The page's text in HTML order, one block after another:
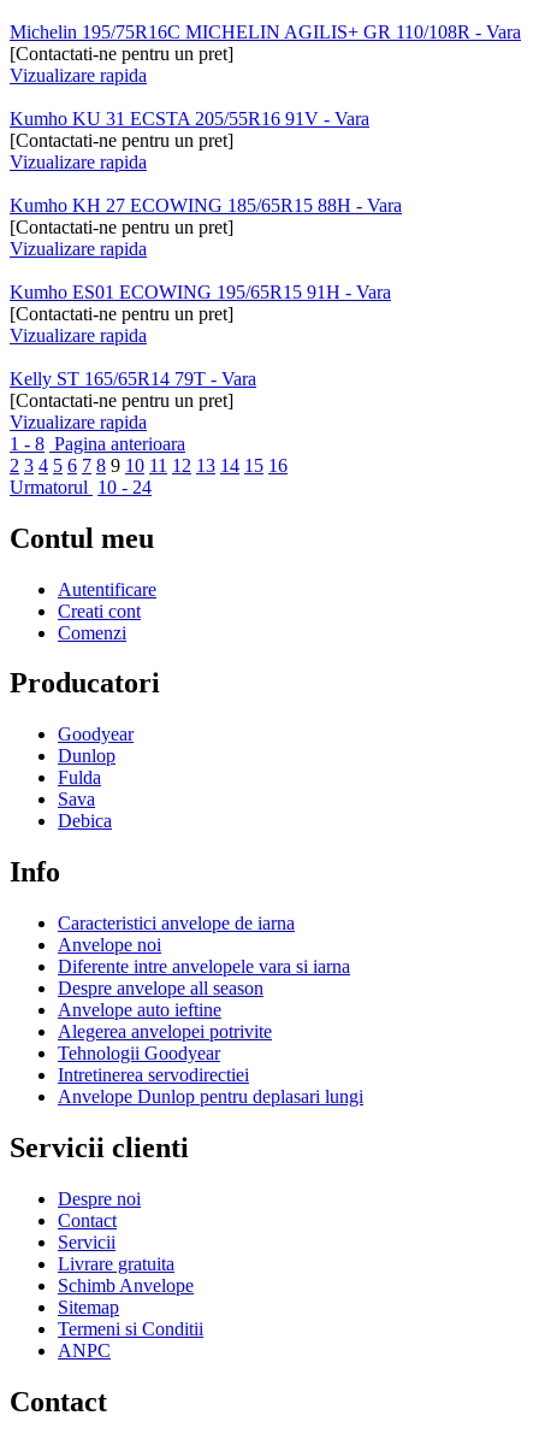
Michelin 195/75R16C MICHELIN AGILIS+ GR 110/108R - Vara
[Contactati-ne pentru un pret]
Vizualizare rapida
Kumho KU 31 ECSTA 205/55R16 91V - Vara
[Contactati-ne pentru un pret]
Vizualizare rapida
Kumho KH 27 ECOWING 185/65R15 88H - Vara
[Contactati-ne pentru un pret]
Vizualizare rapida
Kumho ES01 ECOWING 195/65R15 91H - Vara
[Contactati-ne pentru un pret]
Vizualizare rapida
Kelly ST 165/65R14 79T - Vara
[Contactati-ne pentru un pret]
Vizualizare rapida
1 - 8 Pagina anterioara
2 3 4 5 6 7 8 9 10 11 12 13 14 15 16
Urmatorul 10 - 24
Contul meu
Autentificare
Creati cont
Comenzi
Producatori
Goodyear
Dunlop
Fulda
Sava
Debica
Info
Caracteristici anvelope de iarna
Anvelope noi
Diferente intre anvelopele vara si iarna
Despre anvelope all season
Anvelope auto ieftine
Alegerea anvelopei potrivite
Tehnologii Goodyear
Intretinerea servodirectiei
Anvelope Dunlop pentru deplasari lungi
Servicii clienti
Despre noi
Contact
Servicii
Livrare gratuita
Schimb Anvelope
Sitemap
Termeni si Conditii
ANPC
Contact